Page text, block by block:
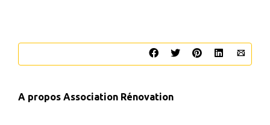
A propos Association Rénovation